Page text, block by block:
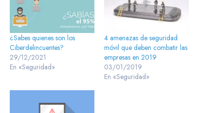
¿Sabes quienes son los
Ciberdelincuentes?
29/12/2021
En «Seguridad»
4 amenazas de seguridad
móvil que deben combatir las
empresas en 2019
03/01/2019
En «Seguridad»